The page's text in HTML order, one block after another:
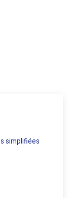
simplifiées